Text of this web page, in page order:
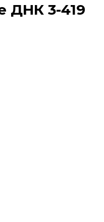
ДНК 3-419